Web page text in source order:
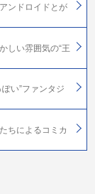
ンドロイドとが
しい雰囲気の“王
い”ファンタジ
ちによるコミカ